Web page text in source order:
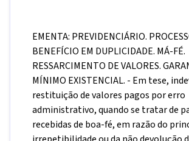
EMENTA: PREVIDENCIÁRIO.
BENEFÍCIO EM DUPLICIDADE. MÁ-FÉ.
RESSARCIMENTO DE VALORES.
MÍNIMO EXISTENCIAL. - Em tese,
restituição de valores pagos por erro
administrativo, quando se tratar de
recebidas de boa-fé, em razão do